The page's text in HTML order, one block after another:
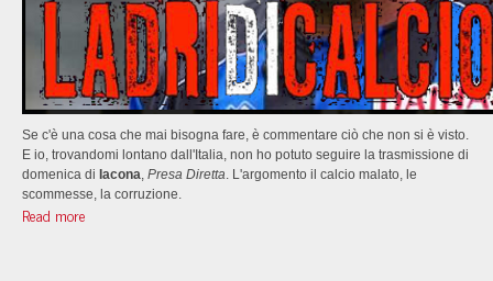
Se c'è una cosa che mai bisogna fare, è commentare ciò che non si è visto.
E io, trovandomi lontano dall'Italia, non ho potuto seguire la trasmissione di
domenica di acona, Presa Diretta. L'argomento il calcio malato, le
scommesse, la corruzione.
Read more